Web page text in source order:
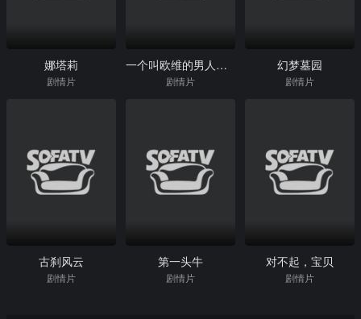
娜塔莉
剧情片
一个叫欧维的男人决定去死
剧情片
幻梦墓园
剧情片
古刹风云
剧情片
第一头牛
剧情片
对不起，宝贝
剧情片